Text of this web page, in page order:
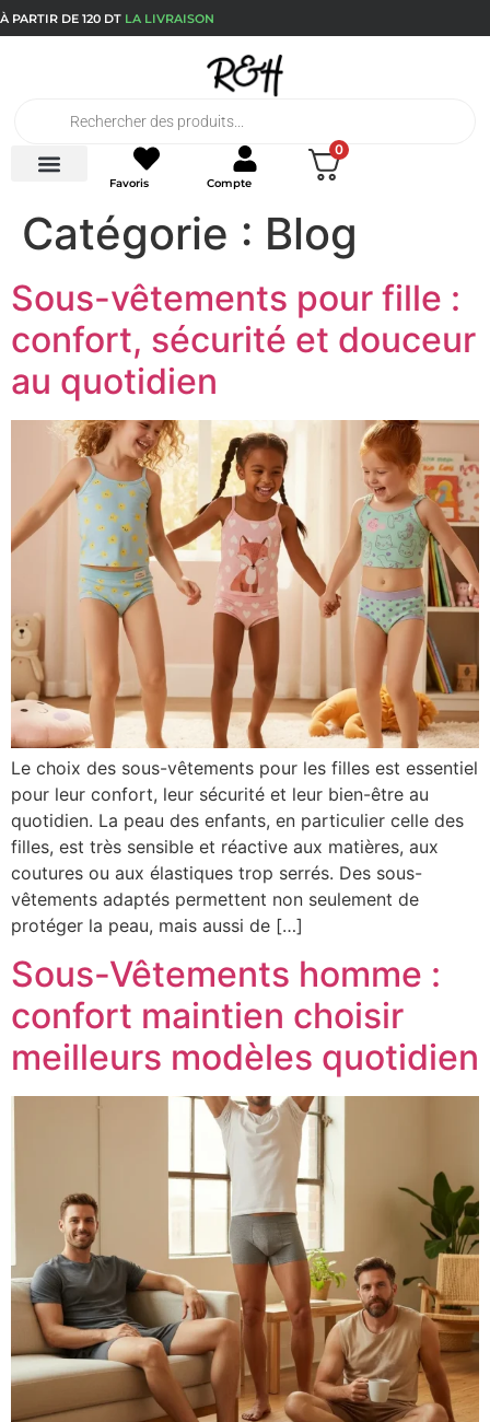
À PARTIR DE 120 DT LA LIVRAISON
Favoris Compte
0
Catégorie : Blog
Sous-vêtements pour fille :
confort, sécurité et douceur
au quotidien
Le choix des sous-vêtements pour les filles est essentiel
pour leur confort, leur sécurité et leur bien-être au
quotidien. La peau des enfants, en particulier celle des
filles, est très sensible et réactive aux matières, aux
coutures ou aux élastiques trop serrés. Des sous-
vêtements adaptés permettent non seulement de
protéger la peau, mais aussi de […]
Sous-Vêtements homme :
confort maintien choisir
meilleurs modèles quotidien